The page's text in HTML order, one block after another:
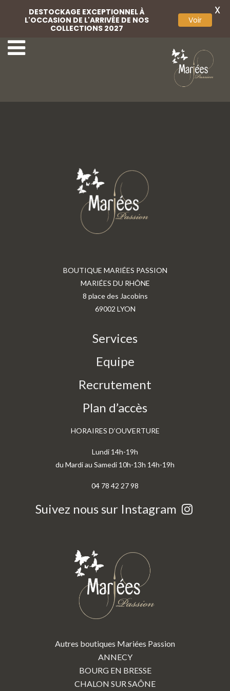
Mitaine
BOUTIQUE MARIÉES PASSION
MARIÉES DU RHÔNE
8 place des Jacobins
69002 LYON
Services
Equipe
Recrutement
Plan d’accès
HORAIRES D’OUVERTURE
Lundi 14h-19h
du Mardi au Samedi 10h-13h 14h-19h
04 78 42 27 98
Suivez nous sur Instagram
Autres boutiques Mariées Passion
ANNECY
BOURG EN BRESSE
CHALON SUR SAÔNE
DESTOCKAGE EXCEPTIONNEL À
L'OCCASION DE L'ARRIVÉE DE NOS
COLLECTIONS 2027
Voir
X